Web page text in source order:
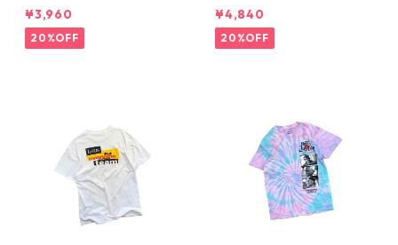
E
¥3,960
20%OFF
HORTS
¥4,840
20%OFF